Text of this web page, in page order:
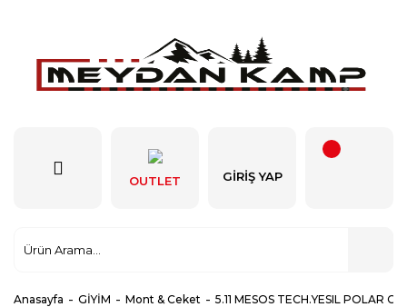
OUTLET GIRIŞ YAP
Anasayfa GİYİM Mont & Ceket 5.11 MESOS TECH.YESIL POLAR